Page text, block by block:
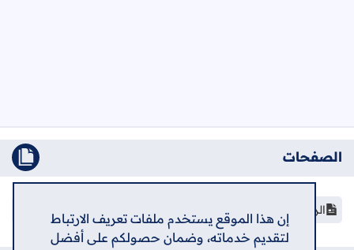
إن هذا الموقع يستخدم ملفات تعريف الارتباط
لتقديم خدماته، وضمان حصولكم على أفضل
الصفحات
الرئيسية